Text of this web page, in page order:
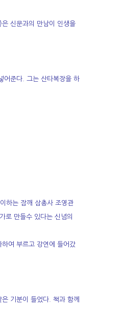
신문과의 만남이 인생을
어준다. 그는 산타복장을 하
하는 잠깨 삼총사 조영관
로 만들수 있다는 신념의
하여 부르고 강연에 들어갔
기분이 들었다. 책과 함께